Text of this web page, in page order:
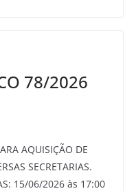
78/2026
AQUISIÇÃO DE
SECRETARIAS.
15/06/2026 às 17:00